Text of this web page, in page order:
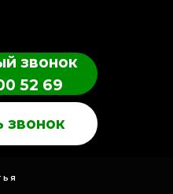
звонок
52 69
звонок